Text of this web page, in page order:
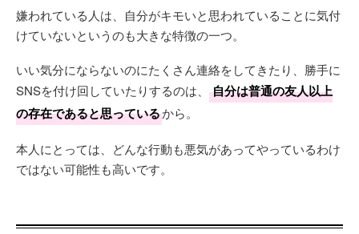
嫌われている人は、自分がキモいと思われていることに気付
けていないというのも大きな特徴の一つ。
いい気分にならないのにたくさん連絡をしてきたり、勝手に
SNSを付け回していたりするのは、
自分は普通の友人以上
の存在であると思っているから。
本人にとっては、どんな行動も悪気があってやっているわけ
ではない可能性も高いです。